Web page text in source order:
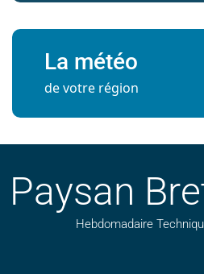
La météo
de votre région
Paysan
Hebdomadaire